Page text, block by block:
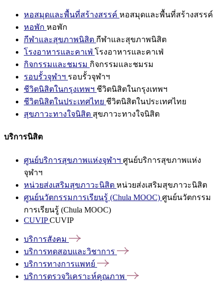
หอสมุดและพื้นที่สร้างสรรค์ หอสมุดและพื้นที่สร้างสรรค์
หอพัก หอพัก
กีฬาและสุขภาพนิสิต กีฬาและสุขภาพนิสิต
โรงอาหารและคาเฟ่ โรงอาหารและคาเฟ่
กิจกรรมและชมรม กิจกรรมและชมรม
รอบรั้วจุฬาฯ รอบรั้วจุฬาฯ
ชีวิตนิสิตในกรุงเทพฯ ชีวิตนิสิตในกรุงเทพฯ
ชีวิตนิสิตในประเทศไทย ชีวิตนิสิตในประเทศไทย
สุขภาวะทางใจนิสิต สุขภาวะทางใจนิสิต
บริการนิสิต
ศูนย์บริการสุขภาพแห่งจุฬาฯ ศูนย์บริการสุขภาพแห่ง
จุฬาฯ
หน่วยส่งเสริมสุขภาวะนิสิต หน่วยส่งเสริมสุขภาวะนิสิต
ศูนย์นวัตกรรมการเรียนรู้ (Chula MOOC) ศูนย์นวัตกรรม
การเรียนรู้ (Chula MOOC)
CUVIPCUVIP
บริการสังคม
บริการทดสอบและวิชาการ
บริการทางการแพทย์
บริการตรวจวิเคราะห์คุณภาพ